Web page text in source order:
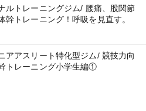
ルトレーニングジム/ 腰痛、股関節
幹トレーニング！呼吸を見直す。
アスリート特化型ジム/ 競技力向
トレーニング小学生編①